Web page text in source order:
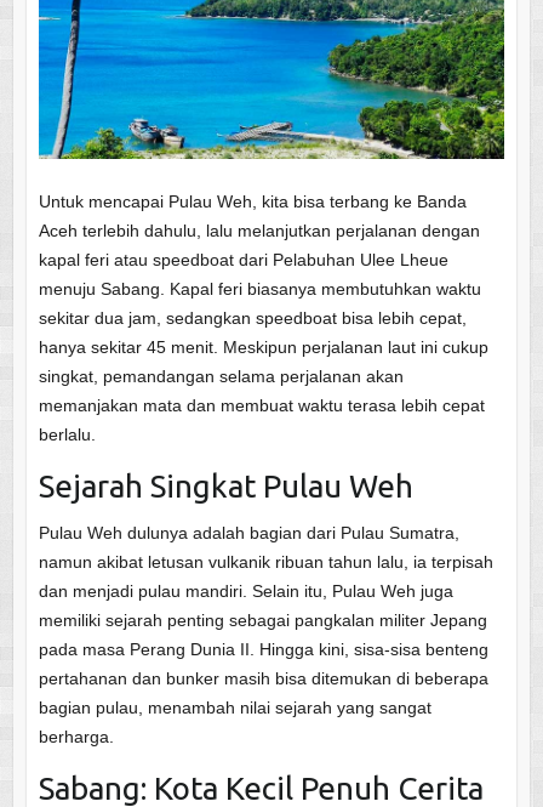
Untuk mencapai Pulau Weh, kita bisa terbang ke Banda
Aceh terlebih dahulu, lalu melanjutkan perjalanan dengan
kapal feri atau speedboat dari Pelabuhan Ulee Lheue
menuju Sabang. Kapal feri biasanya membutuhkan waktu
sekitar dua jam, sedangkan speedboat bisa lebih cepat,
hanya sekitar 45 menit. Meskipun perjalanan laut ini cukup
singkat, pemandangan selama perjalanan akan
memanjakan mata dan membuat waktu terasa lebih cepat
berlalu.
Sejarah Singkat Pulau Weh
Pulau Weh dulunya adalah bagian dari Pulau Sumatra,
namun akibat letusan vulkanik ribuan tahun lalu, ia terpisah
dan menjadi pulau mandiri. Selain itu, Pulau Weh juga
memiliki sejarah penting sebagai pangkalan militer Jepang
pada masa Perang Dunia II. Hingga kini, sisa-sisa benteng
pertahanan dan bunker masih bisa ditemukan di beberapa
bagian pulau, menambah nilai sejarah yang sangat
berharga.
Sabang: Kota Kecil Penuh Cerita